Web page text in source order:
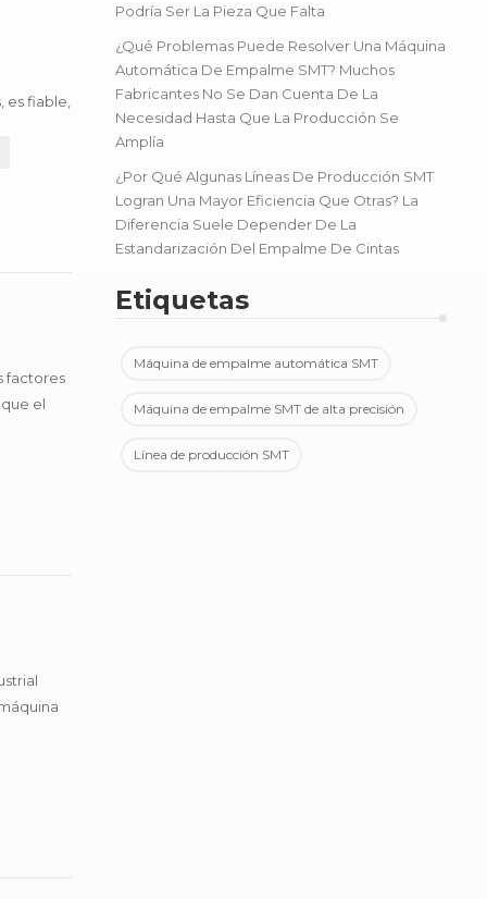
Podría Ser La Pieza Que Falta
¿Qué Problemas Puede Resolver Una Máquina
Automática De Empalme SMT? Muchos
Fabricantes No Se Dan Cuenta De La
Necesidad Hasta Que La Producción Se
Amplía
¿Por Qué Algunas Líneas De Producción SMT
Logran Una Mayor Eficiencia Que Otras? La
Diferencia Suele Depender De La
Estandarización Del Empalme De Cintas
Etiquetas
Máquina de empalme automática SMT
Máquina de empalme SMT de alta precisión
Línea de producción SMT
fiable,
factores
el